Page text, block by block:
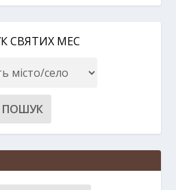
СВЯТИХ МЕС